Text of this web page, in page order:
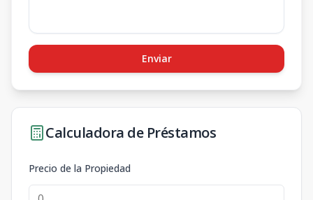
Enviar
Calculadora de Préstamos
Precio de la Propiedad